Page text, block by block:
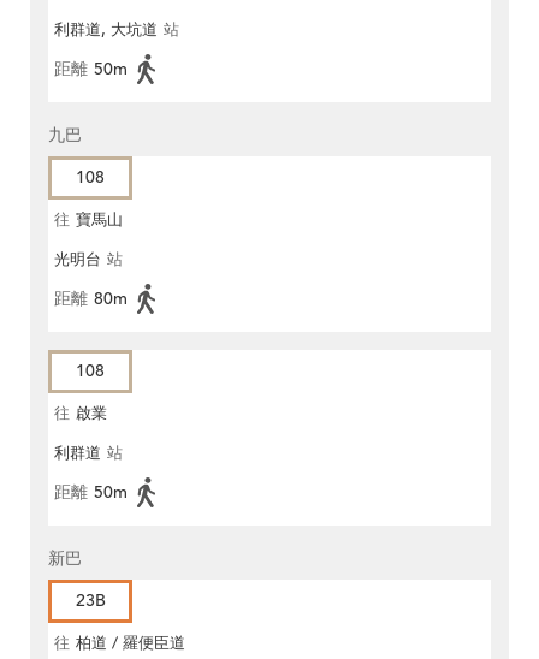
利群道, 大坑道 站
距離 50m
九巴
108
往 寶馬山
光明台 站
距離 80m
108
往 啟業
利群道 站
距離 50m
新巴
23B
往 柏道 / 羅便臣道